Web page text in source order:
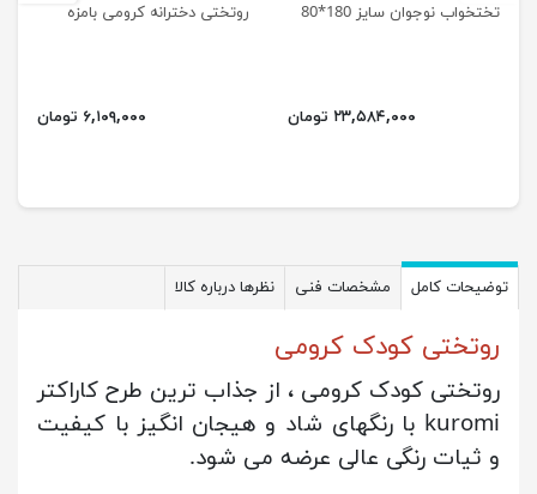
تختخواب نوجوان سایز 180*80
۲۳,۵۸۴,۰۰۰ تومان
روتختی دخترانه کرومی بامزه
۶,۱۰۹,۰۰۰ تومان
توضیحات کامل مشخصات فنی نظرها درباره کالا
روتختی کودک کرومی
روتختی کودک کرومی ، از جذاب ترین طرح کاراکتر
kuromi با رنگهای شاد و هیجان انگیز با کیفیت
و ثیات رنگی عالی عرضه می شود.